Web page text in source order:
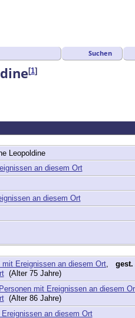
Suchen
[1]
Leopoldine
gest.
(Alter 75 Jahre)
(Alter 86 Jahre)